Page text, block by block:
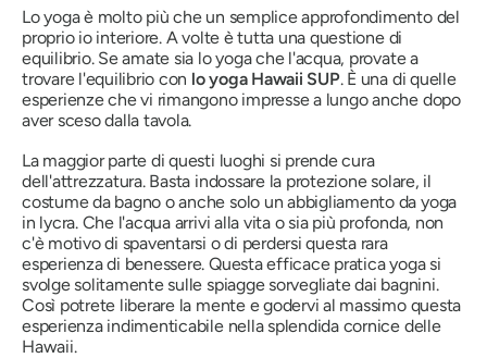
Lo yoga è molto più che un semplice approfondimento del
proprio io interiore. A volte è tutta una questione di
equilibrio. Se amate sia lo yoga che l'acqua, provate a
trovare l'equilibrio con lo yoga Hawaii SUP. È una di quelle
esperienze che vi rimangono impresse a lungo anche dopo
aver sceso dalla tavola.
La maggior parte di questi luoghi si prende cura
dell'attrezzatura. Basta indossare la protezione solare, il
costume da bagno o anche solo un abbigliamento da yoga
in lycra. Che l'acqua arrivi alla vita o sia più profonda, non
c'è motivo di spaventarsi o di perdersi questa rara
esperienza di benessere. Questa efficace pratica yoga si
svolge solitamente sulle spiagge sorvegliate dai bagnini.
Così potrete liberare la mente e godervi al massimo questa
esperienza indimenticabile nella splendida cornice delle
Hawaii.